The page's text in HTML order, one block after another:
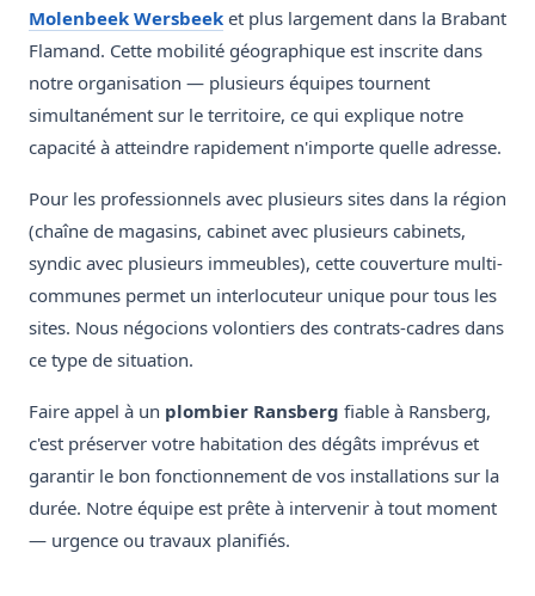
Molenbeek Wersbeek et plus largement dans la Brabant
Flamand. Cette mobilité géographique est inscrite dans
notre organisation — plusieurs équipes tournent
simultanément sur le territoire, ce qui explique notre
capacité à atteindre rapidement n'importe quelle adresse.
Pour les professionnels avec plusieurs sites dans la région
(chaîne de magasins, cabinet avec plusieurs cabinets,
syndic avec plusieurs immeubles), cette couverture multi-
communes permet un interlocuteur unique pour tous les
sites. Nous négocions volontiers des contrats-cadres dans
ce type de situation.
Faire appel à un plombier Ransberg fiable à Ransberg,
c'est préserver votre habitation des dégâts imprévus et
garantir le bon fonctionnement de vos installations sur la
durée. Notre équipe est prête à intervenir à tout moment
— urgence ou travaux planifiés.